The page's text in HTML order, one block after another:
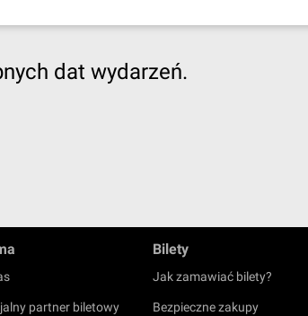
dat wydarzeń.
partner biletowy
Bilety
Jak zamawiać bilety?
Bezpieczne zakupy